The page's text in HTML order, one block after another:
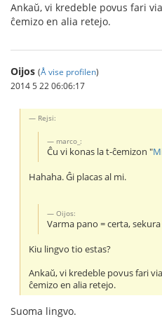
Ankaŭ, vi kredeble povus fari
ĉemizo en alia retejo.
Oijos (Å vise profilen)
2014 5 22 06:06:17
Rejsi:
marco_:
Ĉu vi konas la t-ĉemizon "
Hahaha. Ĝi placas al mi.
Oijos:
Varma pano = certa,
Kiu lingvo tio estas?
Ankaŭ, vi kredeble povus fari
ĉemizo en alia retejo.
Suoma lingvo.